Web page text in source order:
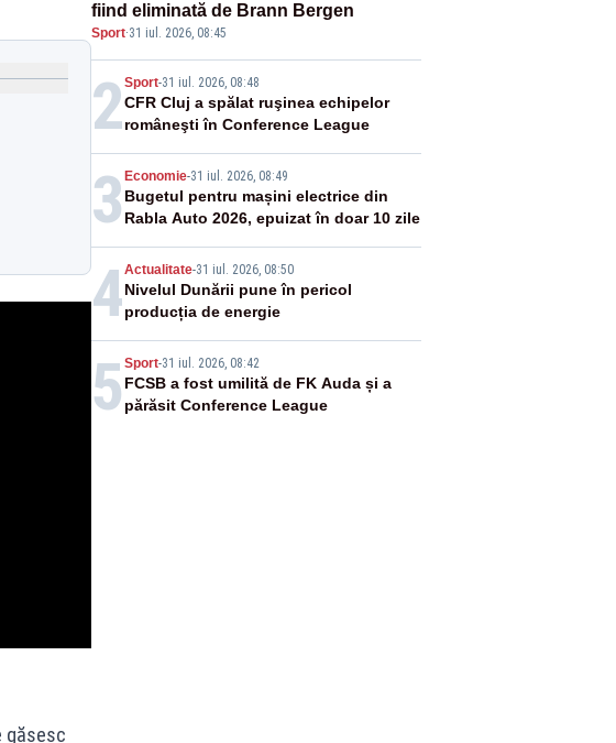
găsesc
fiind eliminată de Brann Bergen
Sport·31 iul. 2026, 08:45
2Sport-31 iul. 2026, 08:48
CFR Cluj a spălat ruşinea echipelor
româneşti în Conference League
3 Economie-31 iul. 2026, 08:49
Bugetul pentru mașini electrice din
Rabla Auto 2026, epuizat în doar 10 zile
4Actualitate-31 iul. 2026, 08:50
Nivelul Dunării pune în pericol
producția de energie
5 Sport-31 iul. 2026, 08:42
FCSB a fost umilită de FK Auda și a
părăsit Conference League